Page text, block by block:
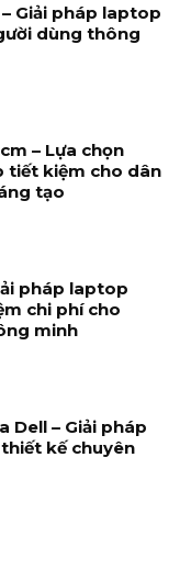
– Giải pháp laptop
dùng thông
– Lựa chọn
tiết kiệm cho dân
tạo
pháp laptop
chi phí cho
minh
Dell – Giải pháp
kế chuyên